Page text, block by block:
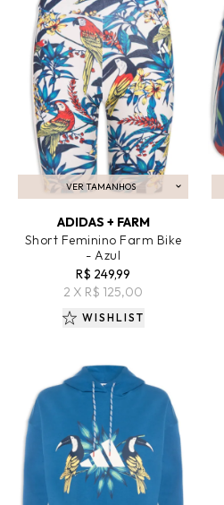
VER TAMANHOS
ADICIONAR AO CARRINHO
ADIDAS + FARM
Short Feminino Farm Bike
- Azul
R$ 249,99
2 X R$ 125,00
WISHLIST